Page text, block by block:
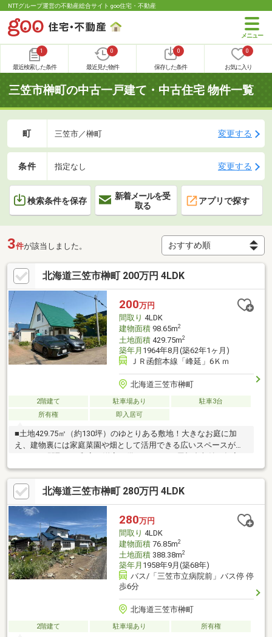
NTTグループ運営の不動産総合サイト goo住宅・不動産
1
最近検索した条件
0
最近見た物件
0
保存した条件
0
お気に入り
三笠市榊町の中古一戸建て・中古住宅 物件一覧
町 三笠市／榊町 変更する
条件 指定なし 変更する
検索条件を保存
新着メールを受
取る
アプリで探す
3件が該当しました。
北海道三笠市榊町 200万円 4LDK
200万円
間取り 4LDK
建物面積98.65m2
土地面積429.75m2
築年月 1964年8月(築62年1ヶ月)
ＪＲ函館本線「峰延」6Ｋｍ
北海道三笠市榊町
2階建て 駐車場あり
駐車3台
所有権
即入居可
■土地429.75㎡（約130坪）のゆとりある敷地！大きなお庭に加
え、建物裏には家庭菜園や畑として活用できる広いスペースがあ
物置もあり、荷物の多いご家庭にもおすすめ◎■敷地内は複数台
の駐車を検討できる広さがあり、来客時やご家族で車を所有する
場合にも便利です！■徒歩10分前後にスーパー・コンビニ・ドラ
ッグストア・幼稚園・病院などがそろう、生活しやすい住環境♪■
リフォームやDIYで、自分好みの住まいづくりを楽しみたい方にも
注目の一棟です◎お気軽にお問い合わせください♪（TEL:011-790-
8100）
北海道三笠市榊町 280万円 4LDK
280万円
間取り 4LDK
建物面積76.85m2
土地面積388.38m2
築年月 1958年9月(築68年)
バス/「三笠市立病院前」バス停 停
歩6分
北海道三笠市榊町
2階建て 駐車場あり 所有権